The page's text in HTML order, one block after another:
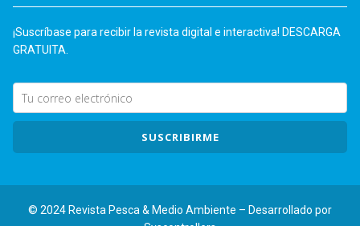
¡Suscríbase para recibir la revista digital e interactiva! DESCARGA
GRATUITA.
SUSCRIBIRME
© 2024 Revista Pesca & Medio Ambiente – Desarrollado por